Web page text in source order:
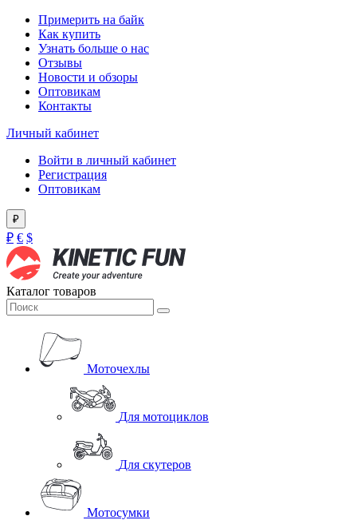
Примерить на байк
Как купить
Узнать больше о нас
Отзывы
Новости и обзоры
Оптовикам
Контакты
Личный кабинет
Войти в личный кабинет
Регистрация
Оптовикам
₽
₽ € $
Каталог товаров
Моточехлы
Для мотоциклов
Для скутеров
Мотосумки